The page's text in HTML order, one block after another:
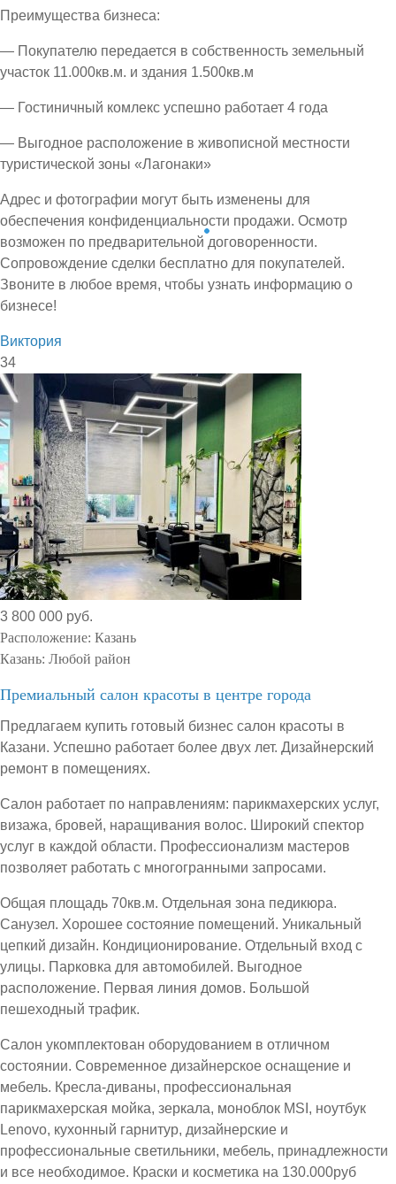
Преимущества бизнеса:
— Покупателю передается в собственность земельный
участок 11.000кв.м. и здания 1.500кв.м
— Гостиничный комлекс успешно работает 4 года
— Выгодное расположение в живописной местности
туристической зоны «Лагонаки»
Адрес и фотографии могут быть изменены для
обеспечения конфиденциальности продажи. Осмотр
возможен по предварительной договоренности.
Сопровождение сделки бесплатно для покупателей.
Звоните в любое время, чтобы узнать информацию о
бизнесе!
Виктория
34
3 800 000 руб.
Расположение: Казань
Казань: Любой район
Премиальный салон красоты в центре города
Предлагаем купить готовый бизнес салон красоты в
Казани. Успешно работает более двух лет. Дизайнерский
ремонт в помещениях.
Салон работает по направлениям: парикмахерских услуг,
визажа, бровей, наращивания волос. Широкий спектор
услуг в каждой области. Профессионализм мастеров
позволяет работать с многогранными запросами.
Общая площадь 70кв.м. Отдельная зона педикюра.
Санузел. Хорошее состояние помещений. Уникальный
цепкий дизайн. Кондиционирование. Отдельный вход с
улицы. Парковка для автомобилей. Выгодное
расположение. Первая линия домов. Большой
пешеходный трафик.
Салон укомплектован оборудованием в отличном
состоянии. Современное дизайнерское оснащение и
мебель. Кресла-диваны, профессиональная
парикмахерская мойка, зеркала, моноблок MSI, ноутбук
Lenovo, кухонный гарнитур, дизайнерские и
профессиональные светильники, мебель, принадлежности
и все необходимое. Краски и косметика на 130.000руб